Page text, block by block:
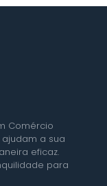
Comércio
ajudam a sua
eficaz.
para